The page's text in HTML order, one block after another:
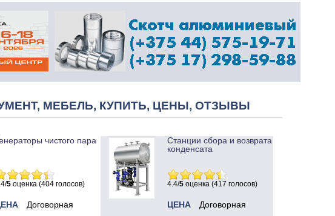
МЕБЕЛЬ, КУПИТЬ, ЦЕНЫ, ОТЗЫВЫ
чистого пара
5 оценка (404 голосов)
Договорная
Станции сбора и возврата
конденсата
4.4/5 оценка (417 голосов)
ЦЕНА Договорная